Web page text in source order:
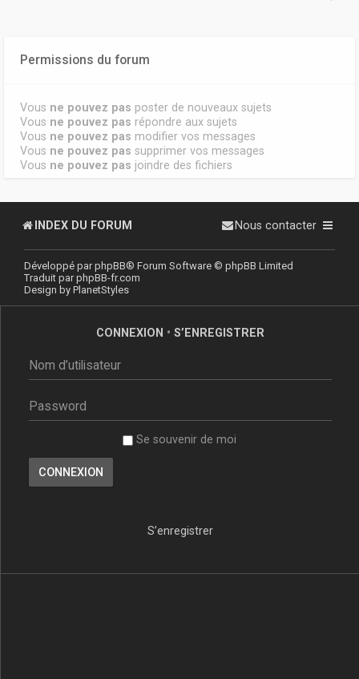
Permissions du forum
Vous ne pouvez pas poster de nouveaux sujets
Vous ne pouvez pas répondre aux sujets
Vous ne pouvez pas modifier vos messages
Vous ne pouvez pas supprimer vos messages
Vous ne pouvez pas joindre des fichiers
INDEX DU FORUM Nous contacter
Développé parphpBB® Forum Software © phpBB Limited
Traduit parphpBB-fr.com
Design by PlanetStyles
CONNEXION • S’ENREGISTRER
Se souvenir de moi
S’enregistrer